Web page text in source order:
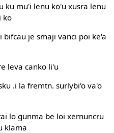
ku mu'i lenu ko'u xusra lenu
ko
je smaji vanci poi ke'a
leva canko li'u
.i la fremtn. surlybi'o va'o
lo gunma be loi xernuncru
klama